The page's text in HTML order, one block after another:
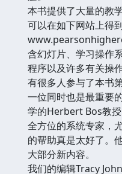
本书提供了大量的教
可以在如下网站上得
含幻灯片、学习操作
程序以及许多有关操
有很多人参与了本书
一位同时也是最重要
学的Herbert Bos教
全方位的系统专家，
的帮助真是太好了。
大部分新内容。
我们的编辑Tracy